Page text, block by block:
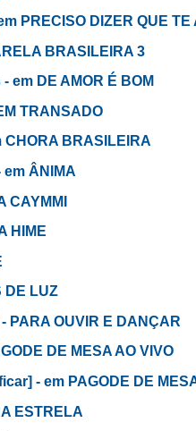
PRECISO DIZER QUE TE
BRASILEIRA 3
em DE AMOR É BOM
TRANSADO
CHORA BRASILEIRA
em ÂNIMA
CAYMMI
HIME
DE LUZ
PARA OUVIR E DANÇAR
DE MESA AO VIVO
- em PAGODE DE
ESTRELA